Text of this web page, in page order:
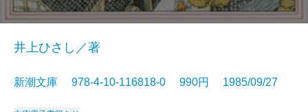
井上ひさし／著
新潮文庫 978-4-10-116818-0 990円 1985/09/27